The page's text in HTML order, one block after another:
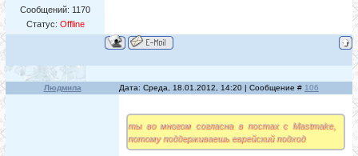
Сообщений: 1170
Статус: Offline
Людмила Дата: Среда, 18.01.2012, 14:20 | Сообщение # 106
ты во многом согласна в постах с Mastmake,
потому поддерживаешь еврейский подход